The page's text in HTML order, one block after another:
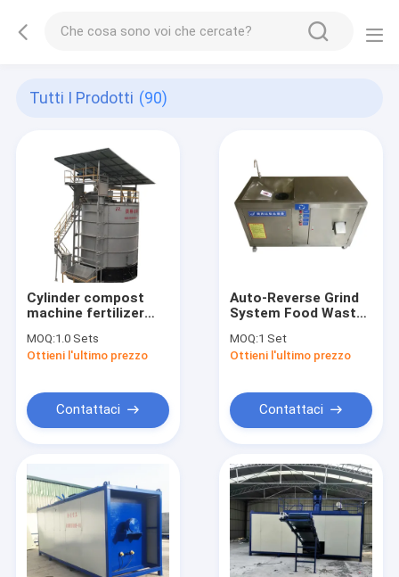
Tutti I Prodotti (90)
Cylinder compost
machine fertilizer
MOQ:1.0 Sets
Ottieni l'ultimo prezzo
Contattaci
Auto-Reverse Grind
System Food Waste
Commercial Kitchen
Food Waste
Waste Disposer
MOQ:1 Set
Ottieni l'ultimo prezzo
Contattaci